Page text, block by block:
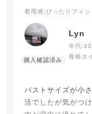
着用感:ぴったりフィッ
Lyn
年代:
骨格タ
バストサイズが小
活でしたが気がつ